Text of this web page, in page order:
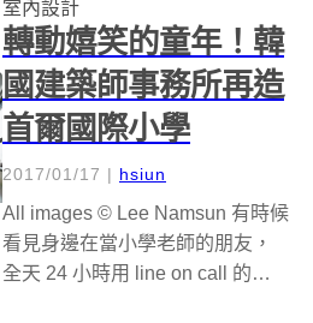
不純然是書香味，...
室內設計
轉動嬉笑的童年！韓
國建築師事務所再造
首爾國際小學
2017/01/17 | hsiun
All images © Lee Namsun 有時候
看見身邊在當小學老師的朋友，
全天 24 小時用 line on call 的生